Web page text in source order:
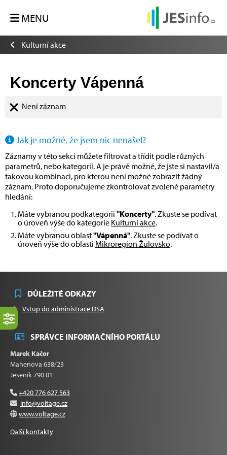
MENU
Kulturní akce
Koncerty Vápenná
Není záznam
Jak je možné, že jsem nic nenašel?
Záznamy v této sekci můžete filtrovat a třídit podle různých
parametrů, nebo kategorií. A je právě možné, že jste si nastavil/a
takovou kombinaci, pro kterou není možné zobrazit žádný
záznam. Proto doporučujeme zkontrolovat zvolené parametry
hledání:
Máte vybranou podkategorii "Koncerty". Zkuste se podívat
o úroveň výše do kategorie Kulturní akce.
Máte vybranou oblast"Vápenná". Zkuste se podívat o
úroveň výše do oblasti Mikroregion Žulovsko.
DŮLEŽITÉ ODKAZY
Vstup do administrace DSA
SPRÁVCE INFORMAČNÍHO PORTÁLU
Marek Kačor
Mahenova 638/23
Jeseník 790 01
+420 776 627 563
info@voltage.cz
www.voltage.cz
Další kontakty